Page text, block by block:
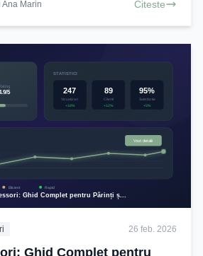
Marin Citeste
26 feb. 2026
Ghid Complet pentru